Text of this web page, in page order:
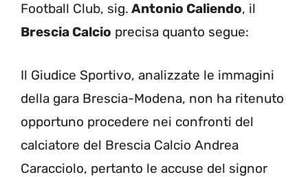
Football Club, sig. Antonio Caliendo, il
Brescia Calcio precisa quanto segue:
Il Giudice Sportivo, analizzate le immagini
della gara Brescia-Modena, non ha ritenuto
opportuno procedere nei confronti del
calciatore del Brescia Calcio Andrea
Caracciolo, pertanto le accuse del signor